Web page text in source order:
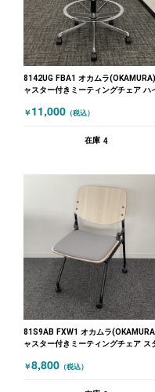
8142UG FBA1 オカムラ
ャスター付きミーティングチェア ハ
￥ 11,000 （税込）
在庫 4
81S9AB FXW1 オカムラ
ャスター付きミーティングチェア ス
（ナチュラル）
￥8,800 （税込）